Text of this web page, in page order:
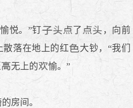
悦。”钉 了
，向前
散落在地上的红
大钞，“我们
无上的 愉。”
房间。